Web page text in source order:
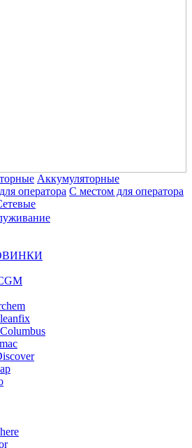
Аккумуляторные
С местом для оператора
Columbus